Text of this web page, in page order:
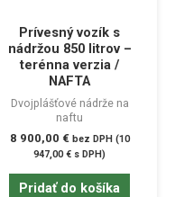
Prívesný vozík s
nádržou 850 litrov –
terénna verzia /
NAFTA
Dvojplášťové nádrže na
naftu
8 900,00 € bez DPH (10
947,00€ s DPH)
Pridať do košíka